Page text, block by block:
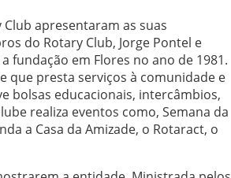
apresentaram as suas
do Rotary Club, Jorge Pontel e
fundação em Flores no ano de 1981.
que presta serviços à comunidade e
bolsas educacionais, intercâmbios,
realiza eventos como, Semana da
a Casa da Amizade, o Rotaract, o